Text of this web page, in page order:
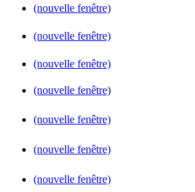
(nouvelle fenêtre)
(nouvelle fenêtre)
(nouvelle fenêtre)
(nouvelle fenêtre)
(nouvelle fenêtre)
(nouvelle fenêtre)
(nouvelle fenêtre)